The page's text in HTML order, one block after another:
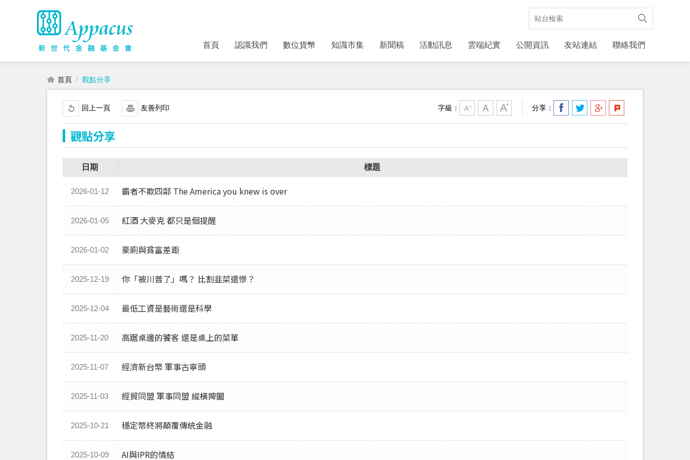
首頁 認識我們 數位貨幣 知識市集 新聞稿 活動訊息 雲端紀實 公開資訊 友站連結 聯絡我們
首頁 觀點分享
回上一頁 友善列印 字級： 分享：
觀點分享
日期 標題
2026-01-12 霸者不欺四鄰 The America you knew is over
2026-01-05 紅酒 大麥克 都只是個提醒
2026-01-02 豪廁與貧富差距
2025-12-19 你「被川普了」嗎？ 比割韭菜還慘？
2025-12-04 最低工資是藝術還是科學
2025-11-20 高踞桌邊的饕客 還是桌上的菜單
2025-11-07 經濟新台幣 軍事古寧頭
2025-11-03 經貿同盟 軍事同盟 縱橫捭闔
2025-10-21 穩定幣終將顛覆傳統金融
2025-10-09 AI與IPR的情結